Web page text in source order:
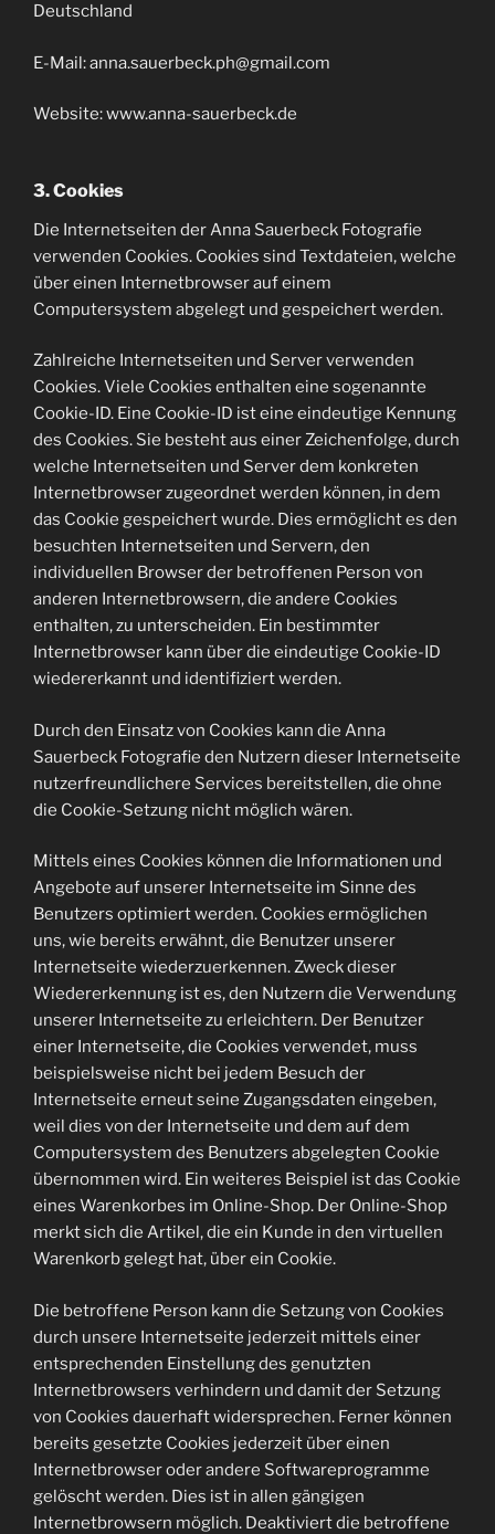
Deutschland
E-Mail: anna.sauerbeck.ph@gmail.com
Website: www.anna-sauerbeck.de
3. Cookies
Die Internetseiten der Anna Sauerbeck Fotografie
verwenden Cookies. Cookies sind Textdateien, welche
über einen Internetbrowser auf einem
Computersystem abgelegt und gespeichert werden.
Zahlreiche Internetseiten und Server verwenden
Cookies. Viele Cookies enthalten eine sogenannte
Cookie-ID. Eine Cookie-ID ist eine eindeutige Kennung
des Cookies. Sie besteht aus einer Zeichenfolge, durch
welche Internetseiten und Server dem konkreten
Internetbrowser zugeordnet werden können, in dem
das Cookie gespeichert wurde. Dies ermöglicht es den
besuchten Internetseiten und Servern, den
individuellen Browser der betroffenen Person von
anderen Internetbrowsern, die andere Cookies
enthalten, zu unterscheiden. Ein bestimmter
Internetbrowser kann über die eindeutige Cookie-ID
wiedererkannt und identifiziert werden.
Durch den Einsatz von Cookies kann die Anna
Sauerbeck Fotografie den Nutzern dieser Internetseite
nutzerfreundlichere Services bereitstellen, die ohne
die Cookie-Setzung nicht möglich wären.
Mittels eines Cookies können die Informationen und
Angebote auf unserer Internetseite im Sinne des
Benutzers optimiert werden. Cookies ermöglichen
uns, wie bereits erwähnt, die Benutzer unserer
Internetseite wiederzuerkennen. Zweck dieser
Wiedererkennung ist es, den Nutzern die Verwendung
unserer Internetseite zu erleichtern. Der Benutzer
einer Internetseite, die Cookies verwendet, muss
beispielsweise nicht bei jedem Besuch der
Internetseite erneut seine Zugangsdaten eingeben,
weil dies von der Internetseite und dem auf dem
Computersystem des Benutzers abgelegten Cookie
übernommen wird. Ein weiteres Beispiel ist das Cookie
eines Warenkorbes im Online-Shop. Der Online-Shop
merkt sich die Artikel, die ein Kunde in den virtuellen
Warenkorb gelegt hat, über ein Cookie.
Die betroffene Person kann die Setzung von Cookies
durch unsere Internetseite jederzeit mittels einer
entsprechenden Einstellung des genutzten
Internetbrowsers verhindern und damit der Setzung
von Cookies dauerhaft widersprechen. Ferner können
bereits gesetzte Cookies jederzeit über einen
Internetbrowser oder andere Softwareprogramme
gelöscht werden. Dies ist in allen gängigen
Internetbrowsern möglich. Deaktiviert die betroffene